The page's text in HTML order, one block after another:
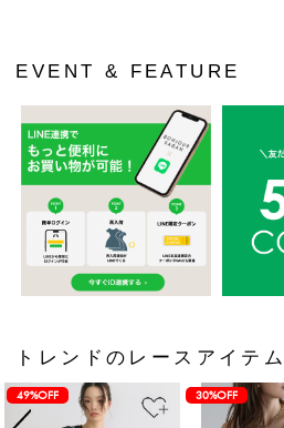
EVENT & FEATURE
トレンドのレースアイテム
49%OFF 30%OFF